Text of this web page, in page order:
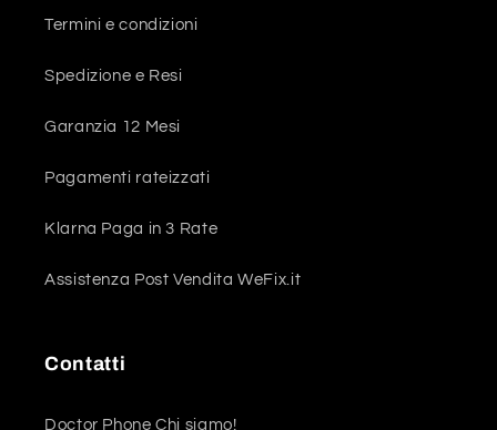
Termini e condizioni
Spedizione e Resi
Garanzia 12 Mesi
Pagamenti rateizzati
Klarna Paga in 3 Rate
Assistenza Post Vendita WeFix.it
Contatti
Doctor Phone Chi siamo!